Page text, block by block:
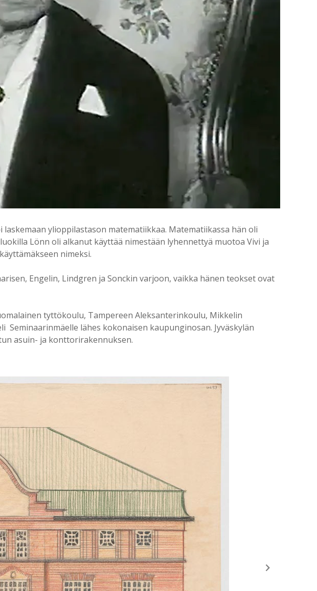
ylioppilastason matematiikkaa. Matematiikassa hän oli
Lönn oli alkanut käyttää nimestään lyhennettyä muotoa Vivi ja
nimeksi.
Engelin, Lindgren ja Sonckin varjoon, vaikka hänen teokset ovat
tyttökoulu, Tampereen Aleksanterinkoulu, Mikkelin
lähes kokonaisen kaupunginosan. Jyväskylän
asuin- ja konttorirakennuksen.